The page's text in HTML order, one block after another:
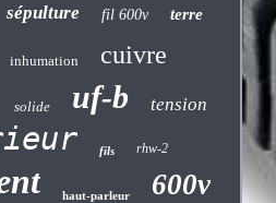
sépulture fil 600v terre
inhumation cuivre
solide uf-b tension
fils rhw-2
haut-parleur 600v